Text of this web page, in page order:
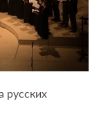
русских